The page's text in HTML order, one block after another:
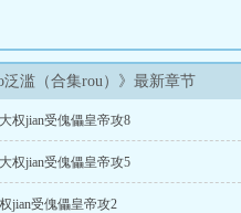
泛滥（合集rou）》最新章节
权jian受傀儡皇帝攻8
权jian受傀儡皇帝攻5
jian受傀儡皇帝攻2